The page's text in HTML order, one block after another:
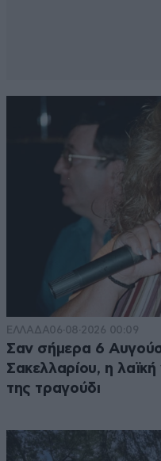
ΕΛΛΑΔΑ06·08·2026 00:09
Σαν σήμερα 6
Σακελλαρίου, η
της τραγούδι